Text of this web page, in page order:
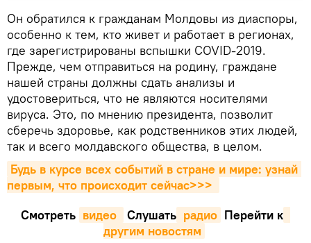
Он обратился к гражданам Молдовы из диаспоры,
особенно к тем, кто живет и работает в регионах,
где зарегистрированы вспышки COVID-2019.
Прежде, чем отправиться на родину, граждане
нашей страны должны сдать анализы и
удостовериться, что не являются носителями
вируса. Это, по мнению президента, позволит
сберечь здоровье, как родственников этих людей,
так и всего молдавского общества, в целом.
Будь в курсе всех событий в стране и мире: узнай
первым, что происходит сейчаc>>>
Смотреть видео Cлушать радио Перейти к
другим новостям